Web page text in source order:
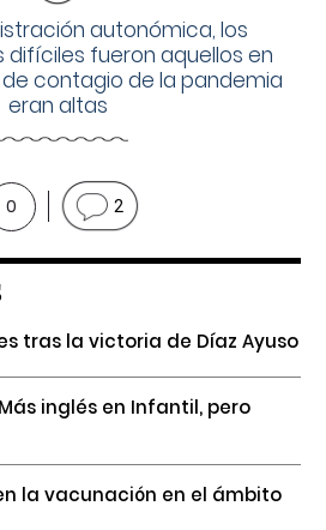
autonómica, los
fueron aquellos en
contagio de la pandemia
eran altas
0 2
tras la victoria de Díaz Ayuso
inglés en Infantil, pero
la vacunación en el ámbito